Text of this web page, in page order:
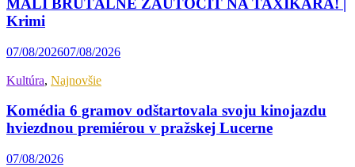
MALI BRUTÁLNE ZAÚTOČIŤ NA TAXIKÁRA! |
Krimi
07/08/202607/08/2026
Kultúra, Najnovšie
Komédia 6 gramov odštartovala svoju kinojazdu
hviezdnou premiérou v pražskej Lucerne
07/08/2026